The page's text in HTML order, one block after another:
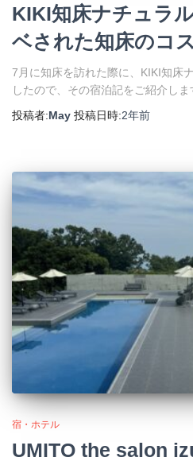
KIKI知床ナチュラ
ベされた知床のコ
7月に知床を訪れた際に、KIKI知床
したので、その宿泊記をご紹介しま
投稿者:May 投稿日時:2年前
宿・ホテル
UMITO the salon